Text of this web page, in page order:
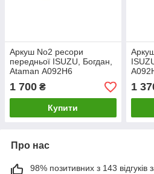
Аркуш No2 ресори
передньої ISUZU, Богдан,
Ataman А092H6
(70х10х1300) (пр.о
KAMAX)
1 700 ₴
Купити
1
Про нас
98% позитивних з 143 відгуків